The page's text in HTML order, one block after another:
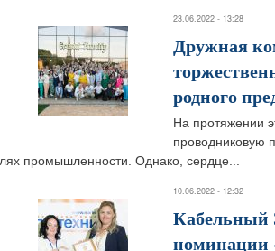
23.06.2022 - 13:28
Дружная
родного
На протяжении
проводниковую
промышленности. Однако, сердце...
10.06.2022 - 12:32
Кабельный
номинации